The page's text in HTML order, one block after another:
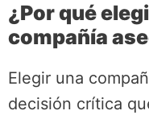
¿Por qué
compañía
Elegir una
decisión crítica